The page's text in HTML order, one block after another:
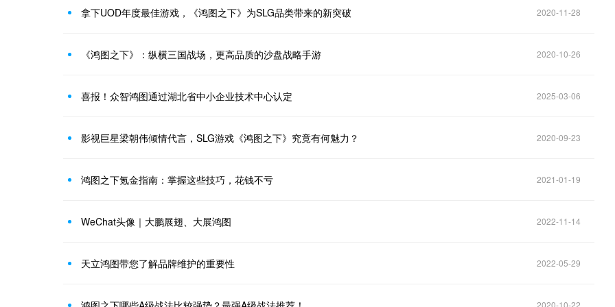
拿下UOD年度最佳游戏，《鸿图之下》为SLG品类带来的新突破 2020-11-28
《鸿图之下》：纵横三国战场，更高品质的沙盘战略手游 2020-10-26
喜报！众智鸿图通过湖北省中小企业技术中心认定 2025-03-06
影视巨星梁朝伟倾情代言，SLG游戏《鸿图之下》究竟有何魅力？ 2020-09-23
鸿图之下氪金指南：掌握这些技巧，花钱不亏 2021-01-19
WeChat头像｜大鹏展翅、大展鸿图 2022-11-14
天立鸿图带您了解品牌维护的重要性 2022-05-29